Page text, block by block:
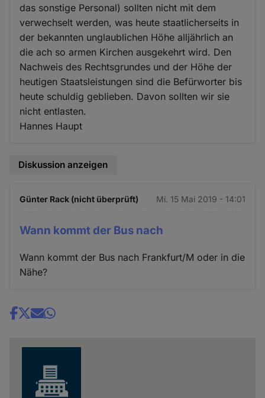
das sonstige Personal) sollten nicht mit dem
verwechselt werden, was heute staatlicherseits in
der bekannten unglaublichen Höhe alljährlich an
die ach so armen Kirchen ausgekehrt wird. Den
Nachweis des Rechtsgrundes und der Höhe der
heutigen Staatsleistungen sind die Befürworter bis
heute schuldig geblieben. Davon sollten wir sie
nicht entlasten.
Hannes Haupt
Diskussion anzeigen
Günter Rack (nicht überprüft) Mi. 15 Mai 2019 - 14:01
Wann kommt der Bus nach
Wann kommt der Bus nach Frankfurt/M oder in die
Nähe?
Share